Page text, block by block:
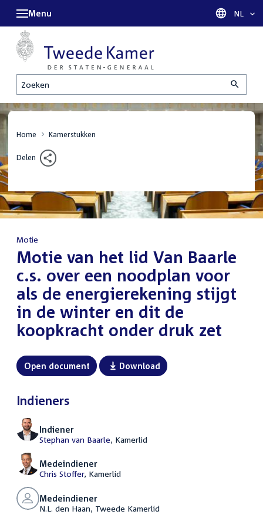
Zoeken
Menu Taal
NL
Home Kamerstukken
Delen
Motie
:Motie van het lid Van Baarle
c.s. over een noodplan voor
als de energierekening stijgt
in de winter en dit de
koopkracht onder druk zet
Open document Download
Indieners
Indiener
Stephan van Baarle, Kamerlid
Medeindiener
Chris Stoffer, Kamerlid
Medeindiener
N.L. den Haan, Tweede Kamerlid